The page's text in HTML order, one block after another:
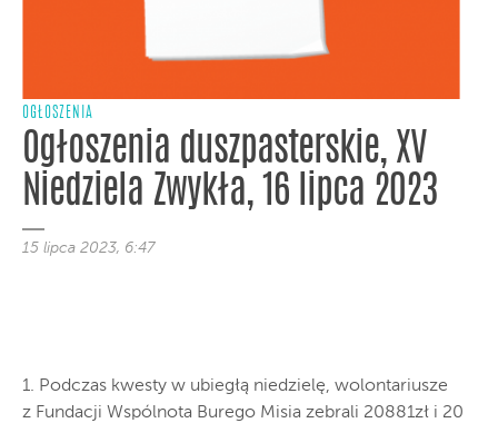
OGŁOSZENIA
Ogłoszenia duszpasterskie, XV
Niedziela Zwykła, 16 lipca 2023
15 lipca 2023, 6:47
1. Podczas kwesty w ubiegłą niedzielę, wolontariusze
z Fundacji Wspólnota Burego Misia zebrali 20881zł i 20